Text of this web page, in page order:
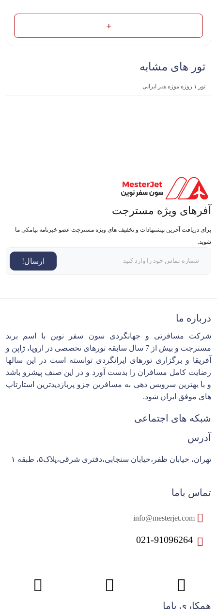
تور های مشابه
تور ۱ روزه موزه هنر ایرانی
آفرهای ویژه مسترجت
برای دریافت آخرین پیشنهادات و تخفیف های ویژه مسترجت عضو خبرنامه پیامکی ما
شوید.
ارسال!
درباره ما
شرکت مسافرتی و جهانگردی سون سفر نوین با اسم برند
مسترجت و بیش از 7 سال سابقه تورهای تخصصی در اروپا، ژاپن و
آفریقا و برگزاری تورهای ایرانگردی توانسته است در این سالها
رضایت کامل مسافران را بدست آورد و در این صنف پیشرو باشد
و با بهترین سرویس دهی به مسافرین جزو پربازدیدترین استارتاپ
های موفق ایران شود.
شبکه های اجتماعی
آدرس
تهران، خیابان ظفر،خیابان سنجابی،دفتری شرقی،پلاک۵، طبقه ۱
تماس باما
021-91096264
همکاری باما